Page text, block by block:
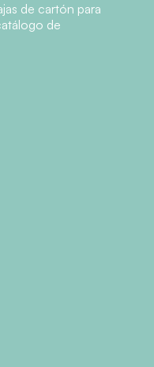
de cartón para
de